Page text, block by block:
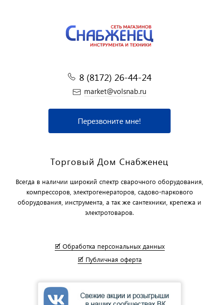
8 (8172) 26-44-24
market@volsnab.ru
Перезвоните мне!
Торговый Дом Снабженец
Всегда в наличии широкий спектр сварочного оборудования,
компрессоров, электрогенераторов, садово-паркового
оборудования, инструмента, а так же сантехники, крепежа и
электротоваров.
🗹 Обработка персональных данных
🗹 Публичная оферта